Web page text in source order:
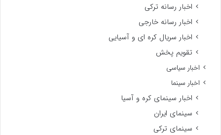
اخبار رسانه ترکی
اخبار رسانه خارجی
اخبار سریال کره ای و آسیایی
تقویم پخش
اخبار سیاسی
اخبار سینما
اخبار سینمای کره و آسیا
سینمای ایران
سینمای ترکی